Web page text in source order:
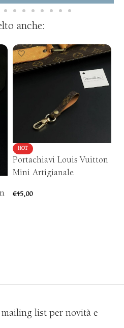
anche:
HOT
Portachiavi Louis Vuitton
Mini Artigianale
€45,00
list per novità e